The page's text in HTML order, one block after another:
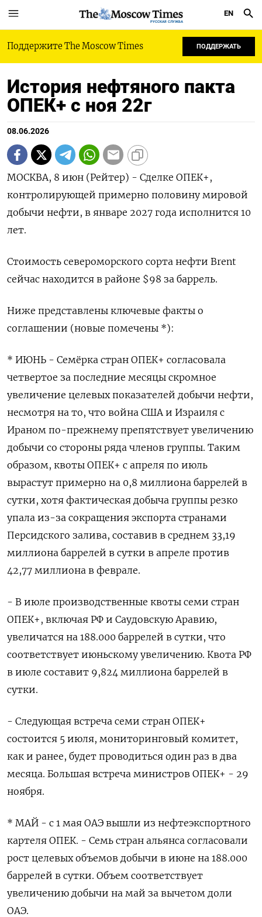
РУССКАЯ СЛУЖБА
EN
Поддержите The Moscow Times ПОДДЕРЖАТЬ
История нефтяного пакта
ОПЕК+ с ноя 22г
08.06.2026
МОСКВА, 8 июн (Рейтер) - Сделке ОПЕК+,
контролирующей примерно половину мировой
добычи нефти, в январе 2027 года исполнится 10
лет.
Стоимость североморского сорта нефти Brent
сейчас находится в районе $98 за баррель.
Ниже представлены ключевые факты о
соглашении (новые помечены *):
* ИЮНЬ - Семёрка стран ОПЕК+ согласовала
четвертое за последние месяцы скромное
увеличение целевых показателей добычи нефти,
несмотря на то, что война США и Израиля с
Ираном по-прежнему препятствует увеличению
добычи со стороны ряда членов группы. Таким
образом, квоты ОПЕК+ с апреля по июль
вырастут примерно на 0,8 миллиона баррелей в
сутки, хотя фактическая добыча группы резко
упала из-за сокращения экспорта странами
Персидского залива, составив в среднем 33,19
миллиона баррелей в сутки в апреле против
42,77 миллиона в феврале.
- В июле производственные квоты семи стран
ОПЕК+, включая РФ и Саудовскую Аравию,
увеличатся на 188.000 баррелей в сутки, что
соответствует июньскому увеличению. Квота РФ
в июле составит 9,824 миллиона баррелей в
сутки.
- Следующая встреча семи стран ОПЕК+
состоится 5 июля, мониторинговый комитет,
как и ранее, будет проводиться один раз в два
месяца. Большая встреча министров ОПЕК+ - 29
ноября.
* МАЙ - с 1 мая ОАЭ вышли из нефтеэкспортного
картеля ОПЕК. - Семь стран альянса согласовали
рост целевых объемов добычи в июне на 188.000
баррелей в сутки. Объем соответствует
увеличению добычи на май за вычетом доли
ОАЭ.